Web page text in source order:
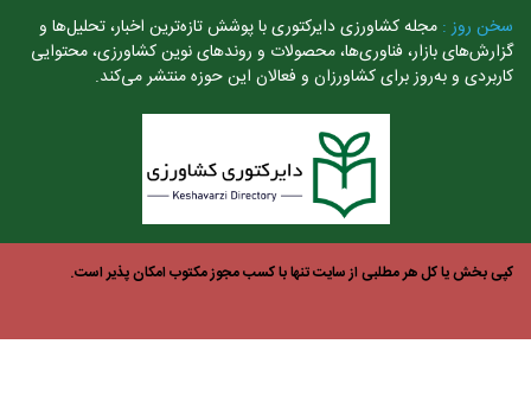
روز :مجله کشاورزی دایرکتوری با پوشش تازه‌ترین اخبار، تحلیل‌ها و
بازار، فناوری‌ها، محصولات و روندهای نوین کشاورزی، محتوایی
و به‌روز برای کشاورزان و فعالان این حوزه منتشر می‌کند.
بخش یا کل هر مطلبی از سایت تنها با کسب مجوز مکتوب امکان پذیر است.